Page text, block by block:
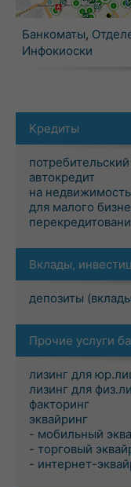
Банкоматы,
Инфокиоски
Кредиты
потребительский
автокредит
на недвижимость
для малого
Вклады,
депозиты
Прочие услуги
лизинг для
лизинг для
факторинг
эквайринг
- мобильный
- торговый
- интернет-